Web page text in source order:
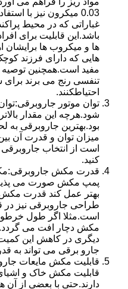
0.03 میکرون نیز با
غباراتی که در محیط
باشد.این قابلیت برای
ها و میکروب ها برایشان
هایی که دارای فرزند
مفید است.همچنین توصیه
تنفسی رنج می برند برای
احتیاطکنند.
توان موتور
شود.هرچه این مقدار
بود.بهترین جاروبرقی
کنید.
قدرت مکش
پمپ مکش صورت می
بهتر عمل کند قدرت مکش
طراحی جاروبرقی نیز در
مکش دچار افت می
دیگری در کاهش این
جارو برقی می تواند به
قابلیت مکش مایعات
قابلیت مکش خاک و
دارند.حتی با بعضی از آن